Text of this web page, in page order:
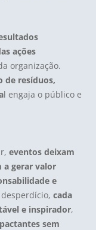
ações
organização.
de resíduos,
l engaja o público e
eventos deixam
a gerar valor
e
cada
e inspirador,
sem